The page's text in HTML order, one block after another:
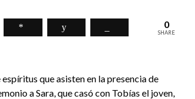
0
SHARE
que asisten en la presencia de
a Sara, que casó con Tobías el joven,